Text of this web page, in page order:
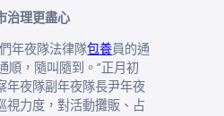
治理更盡心
年夜隊法律隊包養員的通
順，隨叫隨到。”正月初
年夜隊副年夜隊長尹年夜
視力度，對活動攤販、占